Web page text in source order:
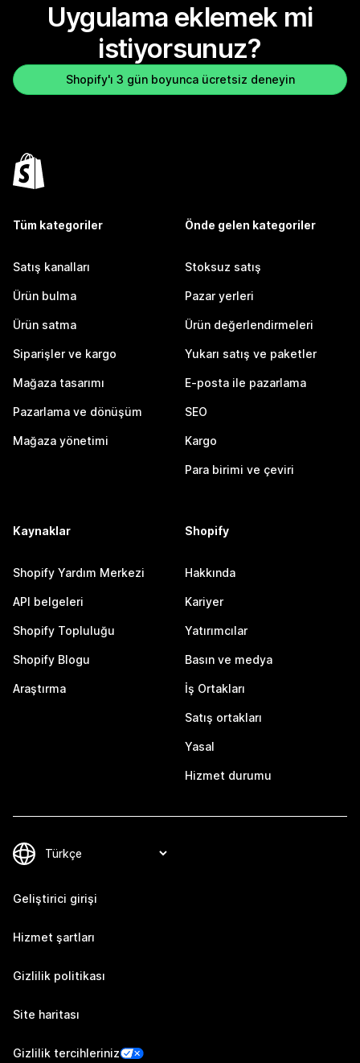
Uygulama eklemek mi
istiyorsunuz?
Shopify'ı 3 gün boyunca ücretsiz deneyin
Tüm kategoriler
Satış kanalları
Ürün bulma
Ürün satma
Siparişler ve kargo
Mağaza tasarımı
Pazarlama ve dönüşüm
Mağaza yönetimi
Önde gelen kategoriler
Stoksuz satış
Pazar yerleri
Ürün değerlendirmeleri
Yukarı satış ve paketler
E-posta ile pazarlama
SEO
Kargo
Para birimi ve çeviri
Kaynaklar
Shopify Yardım Merkezi
API belgeleri
Shopify Topluluğu
Shopify Blogu
Araştırma
Shopify
Hakkında
Kariyer
Yatırımcılar
Basın ve medya
İş Ortakları
Satış ortakları
Yasal
Hizmet durumu
Geliştirici girişi
Hizmet şartları
Gizlilik politikası
Site haritası
Gizlilik tercihleriniz